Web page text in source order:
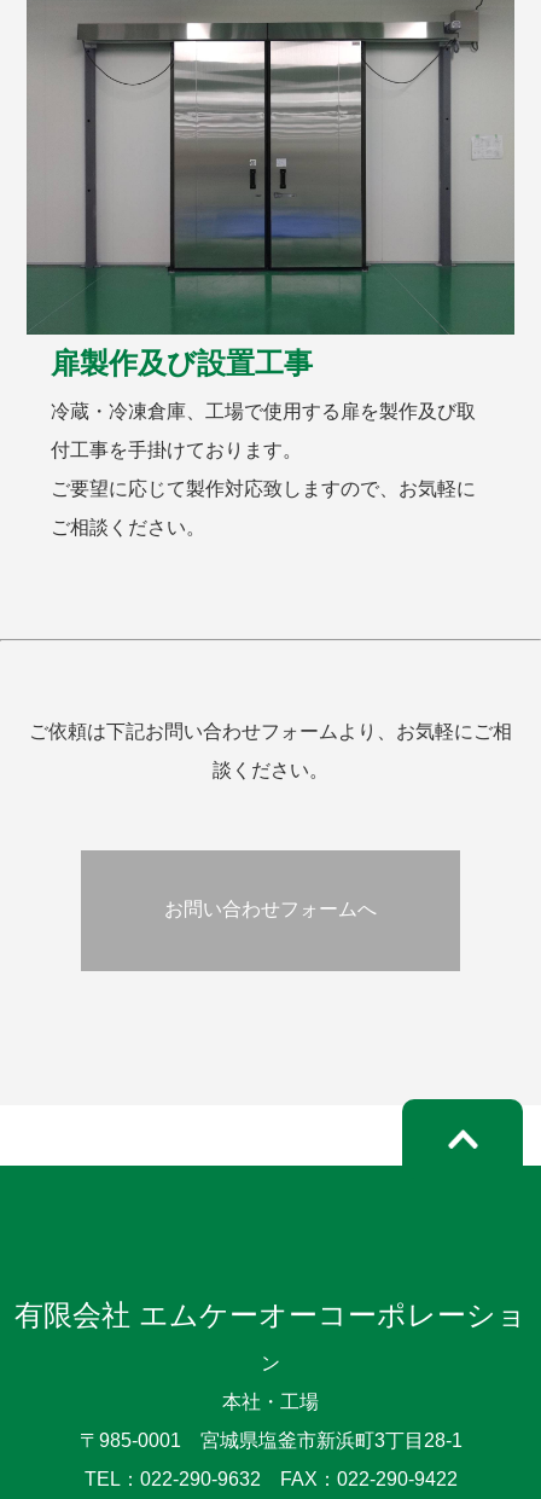
扉製作及び設置工事
冷蔵・冷凍倉庫、工場で使用する扉を製作及び取
付工事を手掛けております。
ご要望に応じて製作対応致しますので、お気軽に
ご相談ください。
ご依頼は下記お問い合わせフォームより、お気軽にご相
談ください。
お問い合わせフォームへ
有限会社 エムケーオーコーポレーショ
ン
本社・工場
〒985-0001 宮城県塩釜市新浜町3丁目28-1
TEL：022-290-9632 FAX：022-290-9422